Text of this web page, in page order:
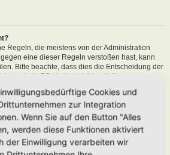
Regeln, die meistens von der Administration
eine dieser Regeln verstoßen hast, kann
Bitte beachte, dass dies die Entscheidung der
und phpBB Limited nichts mit dieser
einen Administrator, sofern du die nicht
wurdest.
melden?
Berechtigungen vergeben hat,
Cookies und
zur Integration
Wenn Sie auf den Button "Alles
werden diese Funktionen aktiviert
der Einwilligung verarbeiten wir